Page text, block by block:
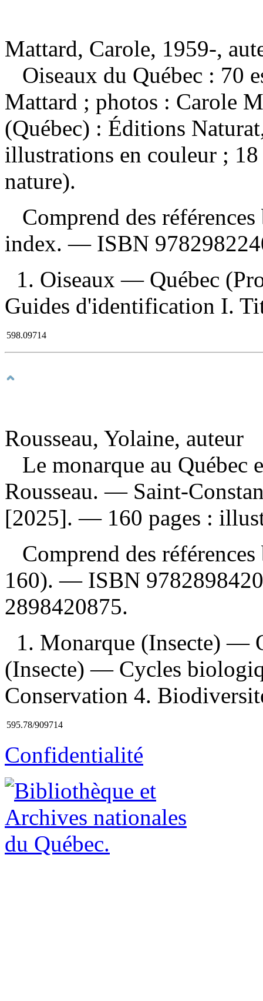
Mattard, Carole, 1959-,
Oiseaux du Québec : 70
Mattard ; photos : Carole
(Québec) : Éditions
illustrations en couleur ;
nature).
Comprend des
index. — ISBN
1. Oiseaux — Québec
Guides d'identification I.
598.09714
Rousseau, Yolaine, auteur
Le monarque au
Rousseau. — Saint-
[2025]. — 160 pages :
Comprend des
160). — ISBN
2898420875.
1. Monarque (Insecte) —
(Insecte) — Cycles
Conservation 4.
595.78/909714
Confidentialité